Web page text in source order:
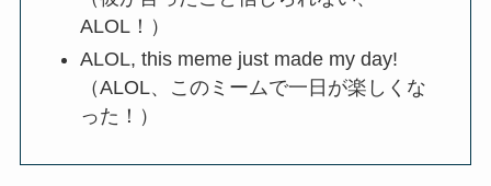
ALOL！）
ALOL, this meme just made my day!
（ALOL、このミームで一日が楽しくな
った！）